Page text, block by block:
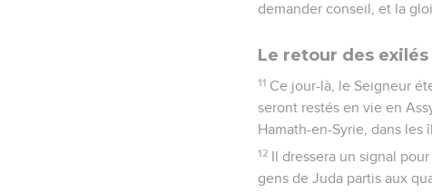
demander conseil, et la
Le retour des exilés
11 Ce jour-là, le Seigneur
seront restés en vie en
Hamath-en-Syrie, dans les
12 Il dressera un signal
gens de Juda partis aux